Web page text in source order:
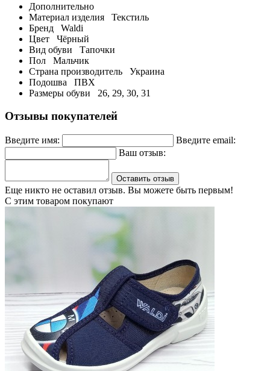
Дополнительно
Материал изделия
Текстиль
Бренд
Waldi
Цвет
Чёрный
Вид обуви
Тапочки
Пол
Мальчик
Страна производитель
Украина
Подошва
ПВХ
Размеры обуви
26, 29, 30, 31
Отзывы покупателей
Введите имя:
Введите email:
Ваш отзыв:
Оставить отзыв
Еще никто не оставил отзыв. Вы можете быть первым!
С этим товаром покупают